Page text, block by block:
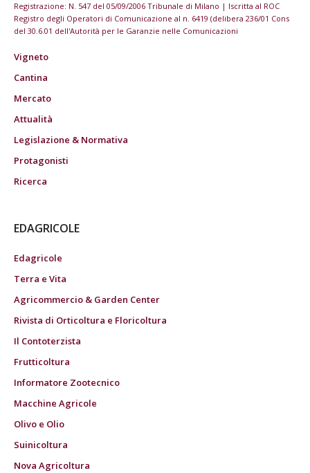
Registrazione: N. 547 del 05/09/2006 Tribunale di Milano | Iscritta al ROC
Registro degli Operatori di Comunicazione al n. 6419 (delibera 236/01 Cons
del 30.6.01 dell'Autorità per le Garanzie nelle Comunicazioni
Vigneto
Cantina
Mercato
Attualità
Legislazione & Normativa
Protagonisti
Ricerca
EDAGRICOLE
Edagricole
Terra e Vita
Agricommercio & Garden Center
Rivista di Orticoltura e Floricoltura
Il Contoterzista
Frutticoltura
Informatore Zootecnico
Macchine Agricole
Olivo e Olio
Suinicoltura
Nova Agricoltura